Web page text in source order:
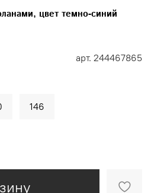
арт. 244467865
цвет темно-синий
146